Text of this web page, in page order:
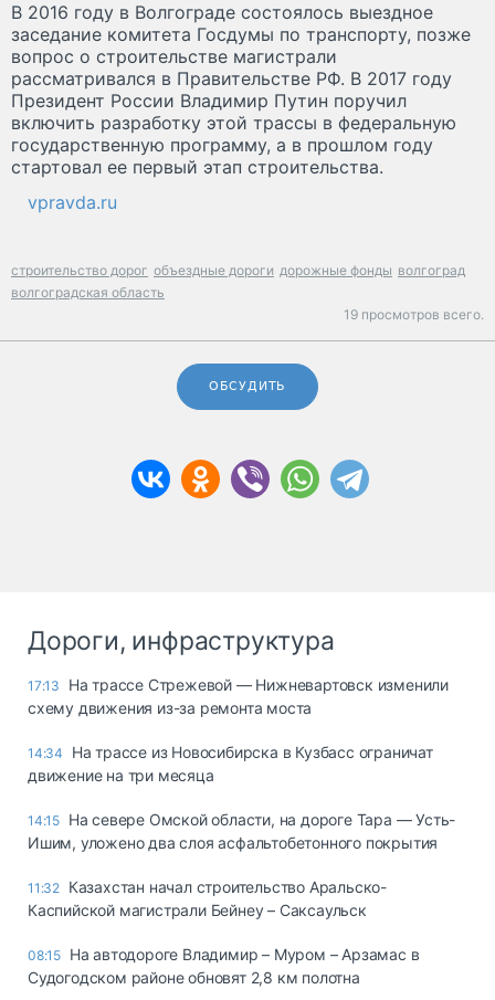
В 2016 году в Волгограде состоялось выездное
заседание комитета Госдумы по транспорту, позже
вопрос о строительстве магистрали
рассматривался в Правительстве РФ. В 2017 году
Президент России Владимир Путин поручил
включить разработку этой трассы в федеральную
государственную программу, а в прошлом году
стартовал ее первый этап строительства.
vpravda.ru
строительство дорог объездные дороги дорожные фонды волгоград
волгоградская область
19 просмотров всего.
ОБСУДИТЬ
Дороги, инфраструктура
17:13
На трассе Стрежевой — Нижневартовск изменили
схему движения из-за ремонта моста
14:34
На трассе из Новосибирска в Кузбасс ограничат
движение на три месяца
14:15 На севере Омской области, на дороге Тара — Усть-
Ишим, уложено два слоя асфальтобетонного покрытия
11:32 Казахстан начал строительство Аральско-
Каспийской магистрали Бейнеу – Саксаульск
08:15 На автодороге Владимир – Муром – Арзамас в
Судогодском районе обновят 2,8 км полотна